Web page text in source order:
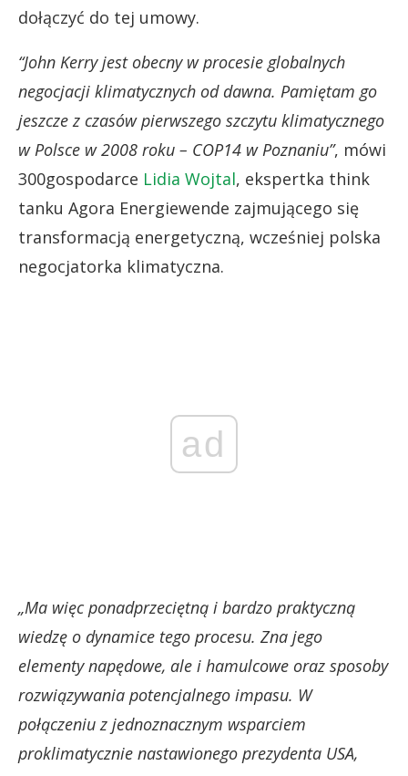
dołączyć do tej umowy.
“John Kerry jest obecny w procesie globalnych
negocjacji klimatycznych od dawna. Pamiętam go
jeszcze z czasów pierwszego szczytu klimatycznego
w Polsce w 2008 roku – COP14 w Poznaniu”, mówi
300gospodarce Lidia Wojtal, ekspertka think
tanku Agora Energiewende zajmującego się
transformacją energetyczną, wcześniej polska
negocjatorka klimatyczna.
ad
„Ma więc ponadprzeciętną i bardzo praktyczną
wiedzę o dynamice tego procesu. Zna jego
elementy napędowe, ale i hamulcowe oraz sposoby
rozwiązywania potencjalnego impasu. W
połączeniu z jednoznacznym wsparciem
proklimatycznie nastawionego prezydenta USA,